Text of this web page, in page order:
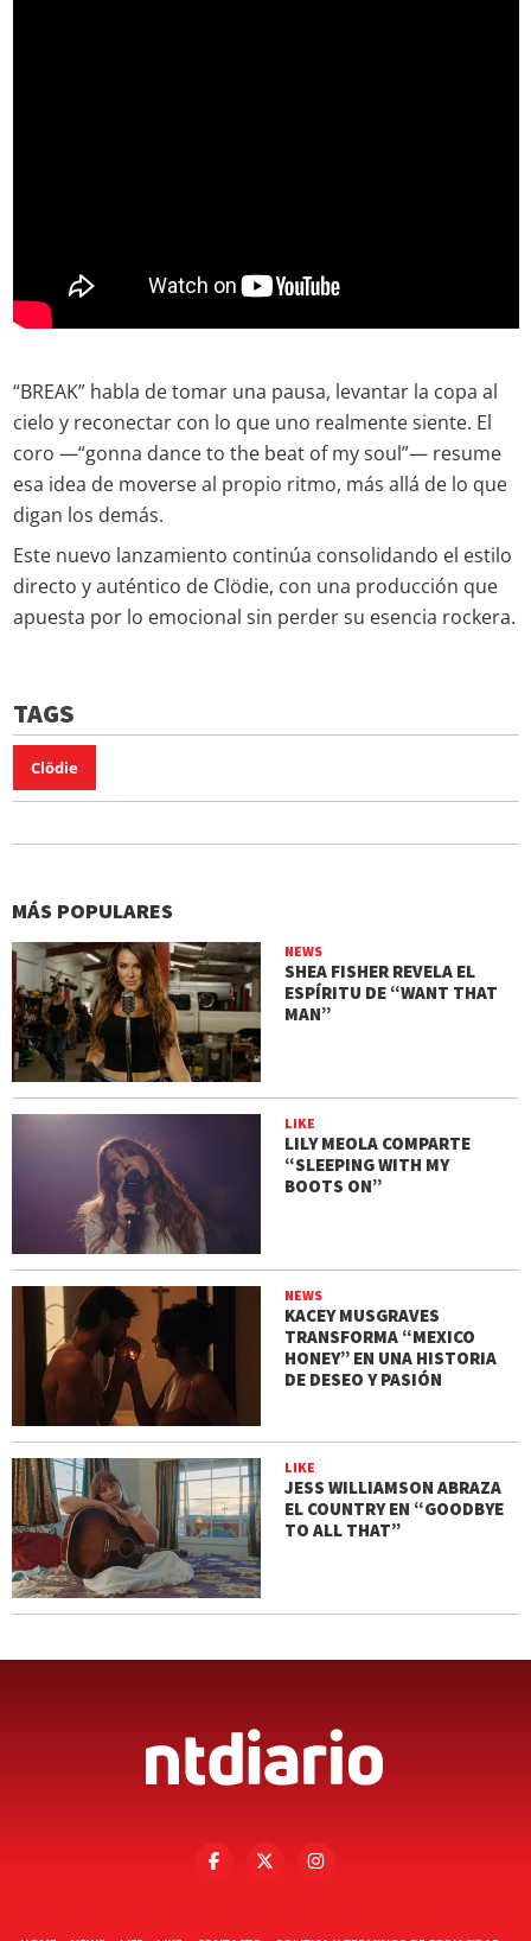
“BREAK” habla de tomar una pausa, levantar la copa al
cielo y reconectar con lo que uno realmente siente. El
coro —“gonna dance to the beat of my soul”— resume
esa idea de moverse al propio ritmo, más allá de lo que
digan los demás.
Este nuevo lanzamiento continúa consolidando el estilo
directo y auténtico de Clödie, con una producción que
apuesta por lo emocional sin perder su esencia rockera.
TAGS
Clödie
MÁS POPULARES
NEWS
SHEA FISHER REVELA EL
ESPÍRITU DE “WANT THAT
MAN”
LIKE
LILY MEOLA COMPARTE
“SLEEPING WITH MY
BOOTS ON”
NEWS
KACEY MUSGRAVES
TRANSFORMA “MEXICO
HONEY” EN UNA HISTORIA
DE DESEO Y PASIÓN
LIKE
JESS WILLIAMSON ABRAZA
EL COUNTRY EN “GOODBYE
TO ALL THAT”